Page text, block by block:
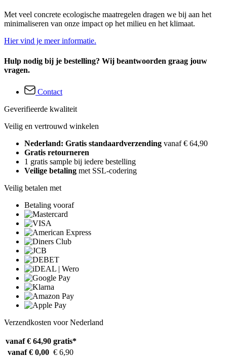
Met veel concrete ecologische maatregelen dragen we bij aan het
minimaliseren van onze impact op het milieu en het klimaat.
Hier vind je meer informatie.
Hulp nodig bij je bestelling? Wij beantwoorden graag jouw
vragen.
Contact
Geverifieerde kwaliteit
Veilig en vertrouwd winkelen
Nederland: Gratis standaardverzending vanaf € 64,90
Gratis retourneren
1 gratis sample bij iedere bestelling
Veilige betaling met SSL-codering
Veilig betalen met
Betaling vooraf
Verzendkosten voor Nederland
vanaf € 64,90 gratis*
vanaf € 0,00 € 6,90